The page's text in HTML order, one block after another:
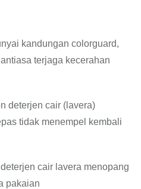
kandungan colorguard,
terjaga kecerahan
deterjen cair (lavera)
tidak menempel kembali
cair lavera menopang
pakaian